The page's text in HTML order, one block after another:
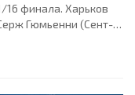
16 финала. Харьков
Гюмьенни (Сент-
"Металлист